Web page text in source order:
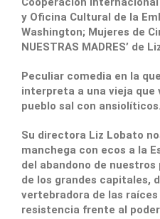
y Oficina Cultural de la
Washington; Mujeres de
NUESTRAS MADRES’ de
Peculiar comedia en la
interpreta a una vieja que
pueblo sal con ansiolíticos.
Su directora Liz Lobato
manchega con ecos a la
del abandono de
de los grandes capitales,
vertebradora de las
resistencia frente al